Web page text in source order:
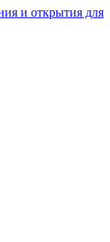
и открытия для